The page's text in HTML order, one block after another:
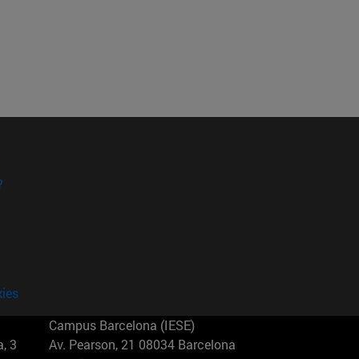
3
Campus Barcelona (IESE)
Av. Pearson, 21 08034 Barcelona